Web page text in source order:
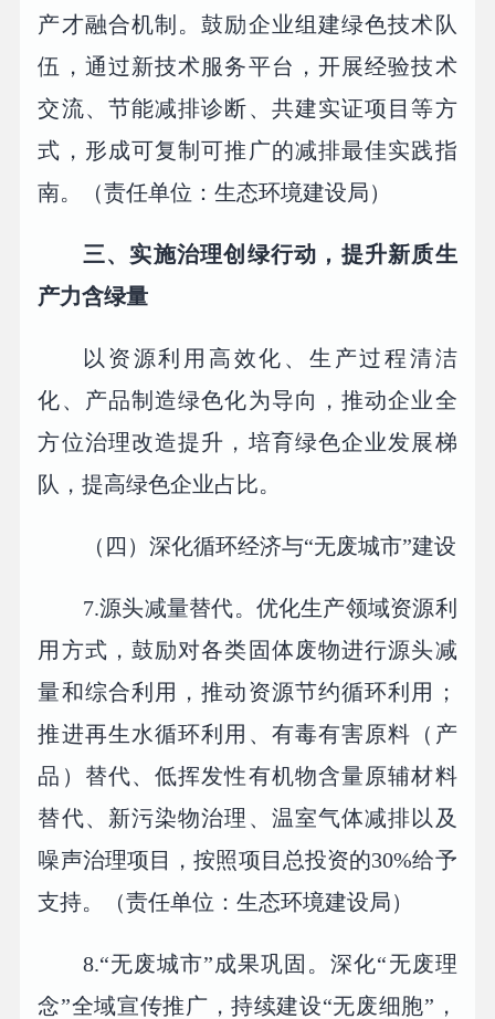
产才融合机制。鼓励企业组建绿色技术队
伍，通过新技术服务平台，开展经验技术
交流、节能减排诊断、共建实证项目等方
式，形成可复制可推广的减排最佳实践指
南。（责任单位：生态环境建设局）
三、实施治理创绿行动，提升新质生
产力含绿量
以资源利用高效化、生产过程清洁
化、产品制造绿色化为导向，推动企业全
方位治理改造提升，培育绿色企业发展梯
队，提高绿色企业占比。
（四）深化循环经济与“无废城市”建设
7.源头减量替代。优化生产领域资源利
用方式，鼓励对各类固体废物进行源头减
量和综合利用，推动资源节约循环利用；
推进再生水循环利用、有毒有害原料（产
品）替代、低挥发性有机物含量原辅材料
替代、新污染物治理、温室气体减排以及
噪声治理项目，按照项目总投资的30%给予
支持。（责任单位：生态环境建设局）
8.“无废城市”成果巩固。深化“无废理
念”全域宣传推广，持续建设“无废细胞”，